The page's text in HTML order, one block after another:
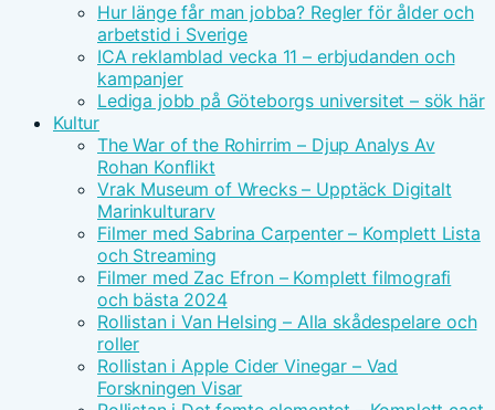
Hur länge får man jobba? Regler för ålder och
arbetstid i Sverige
ICA reklamblad vecka 11 – erbjudanden och
kampanjer
Lediga jobb på Göteborgs universitet – sök här
Kultur
The War of the Rohirrim – Djup Analys Av
Rohan Konflikt
Vrak Museum of Wrecks – Upptäck Digitalt
Marinkulturarv
Filmer med Sabrina Carpenter – Komplett Lista
och Streaming
Filmer med Zac Efron – Komplett filmografi
och bästa 2024
Rollistan i Van Helsing – Alla skådespelare och
roller
Rollistan i Apple Cider Vinegar – Vad
Forskningen Visar